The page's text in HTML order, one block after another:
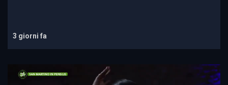
3 giorni fa